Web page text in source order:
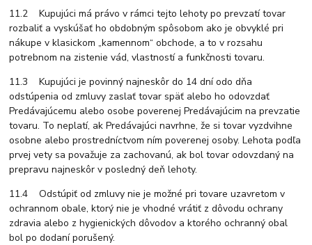
11.2 Kupujúci má právo v rámci tejto lehoty po prevzatí tovar
rozbaliť a vyskúšať ho obdobným spôsobom ako je obvyklé pri
nákupe v klasickom „kamennom“ obchode, a to v rozsahu
potrebnom na zistenie vád, vlastností a funkčnosti tovaru.
11.3 Kupujúci je povinný najneskôr do 14 dní odo dňa
odstúpenia od zmluvy zaslať tovar späť alebo ho odovzdať
Predávajúcemu alebo osobe poverenej Predávajúcim na prevzatie
tovaru. To neplatí, ak Predávajúci navrhne, že si tovar vyzdvihne
osobne alebo prostredníctvom ním poverenej osoby. Lehota podľa
prvej vety sa považuje za zachovanú, ak bol tovar odovzdaný na
prepravu najneskôr v posledný deň lehoty.
11.4 Odstúpiť od zmluvy nie je možné pri tovare uzavretom v
ochrannom obale, ktorý nie je vhodné vrátiť z dôvodu ochrany
zdravia alebo z hygienických dôvodov a ktorého ochranný obal
bol po dodaní porušený.